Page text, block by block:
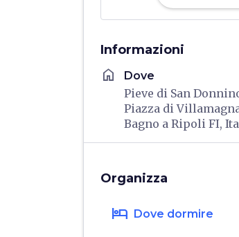
Informazioni
home Dove
Pieve di San
Piazza di
Bagno a Ripoli FI,
Organizza
hotel Dove dormire